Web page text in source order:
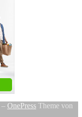
– OnePress Theme von